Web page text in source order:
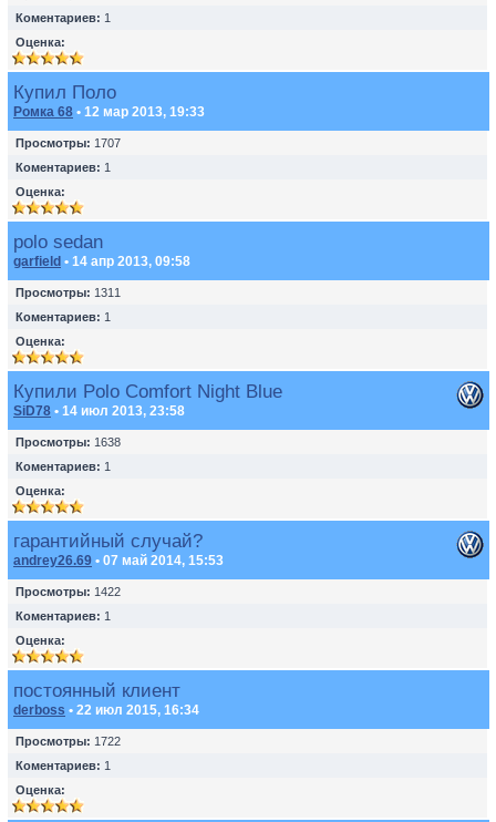
Коментариев: 1
Оценка:
Купил Поло
Ромка 68 • 12 мар 2013, 19:33
Просмотры: 1707
Коментариев: 1
Оценка:
polo sedan
garfield • 14 апр 2013, 09:58
Просмотры: 1311
Коментариев: 1
Оценка:
Купили Polo Comfort Night Blue
SiD78 • 14 июл 2013, 23:58
Просмотры: 1638
Коментариев: 1
Оценка:
гарантийный случай?
andrey26.69 • 07 май 2014, 15:53
Просмотры: 1422
Коментариев: 1
Оценка:
постоянный клиент
derboss • 22 июл 2015, 16:34
Просмотры: 1722
Коментариев: 1
Оценка: